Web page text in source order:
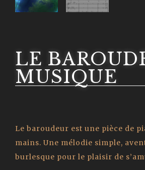
LE
MUSIQUE
Le baroudeur est une pièce de
mains. Une mélodie simple,
burlesque pour le plaisir de